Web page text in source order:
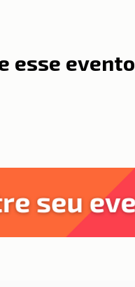
esse evento